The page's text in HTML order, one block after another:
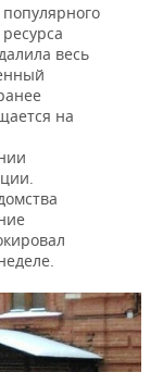
весь
на